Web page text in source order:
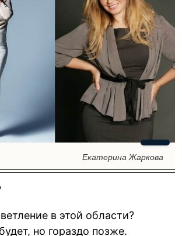
Екатерина Жаркова
в этой области?
но гораздо позже.